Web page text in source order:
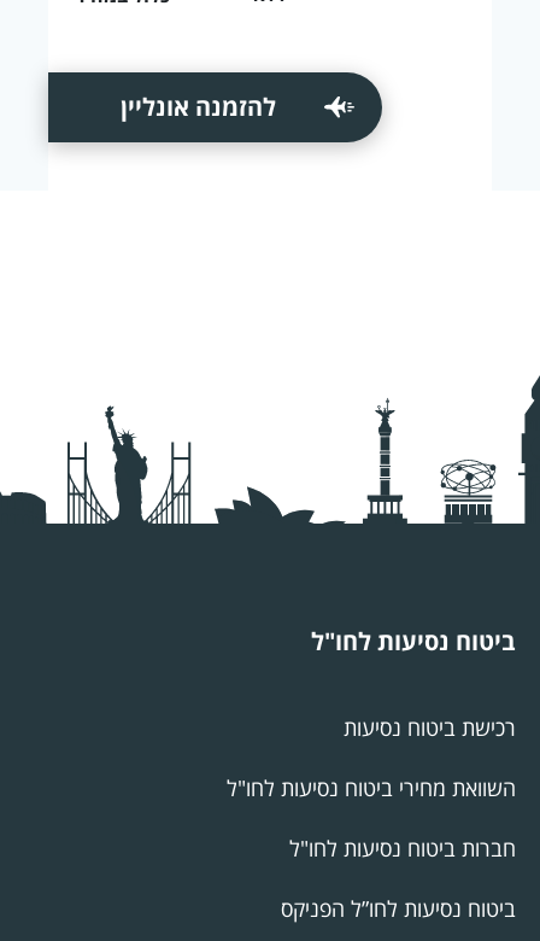
להזמנה אונליין
ביטוח נסיעות לחו"ל
רכישת ביטוח נסיעות
השוואת מחירי ביטוח נסיעות לחו"ל
חברות ביטוח נסיעות לחו"ל
ביטוח נסיעות לחו”ל הפניקס